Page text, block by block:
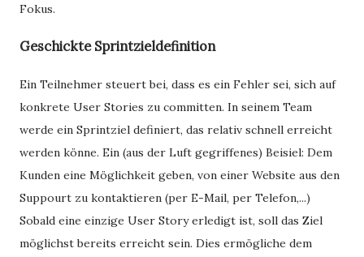
Fokus.
Geschickte Sprintzieldefinition
Ein Teilnehmer steuert bei, dass es ein Fehler sei, sich auf
konkrete User Stories zu committen. In seinem Team
werde ein Sprintziel definiert, das relativ schnell erreicht
werden könne. Ein (aus der Luft gegriffenes) Beisiel: Dem
Kunden eine Möglichkeit geben, von einer Website aus den
Suppourt zu kontaktieren (per E-Mail, per Telefon,...)
Sobald eine einzige User Story erledigt ist, soll das Ziel
möglichst bereits erreicht sein. Dies ermögliche dem